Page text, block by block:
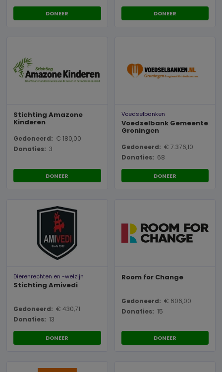
DONEER DONEER
Stichting Amazone
Kinderen
Gedoneerd: € 180,00
Donaties: 3
DONEER
Voedselbanken
Voedselbank Gemeente
Groningen
Gedoneerd: € 7.376,10
Donaties: 68
DONEER
Dierenrechten en -welzijn
Stichting Amivedi
Gedoneerd: € 430,71
Donaties: 13
DONEER
Room for Change
Gedoneerd: € 606,00
Donaties: 15
DONEER